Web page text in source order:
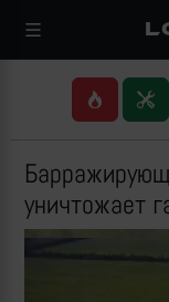
уничтожает